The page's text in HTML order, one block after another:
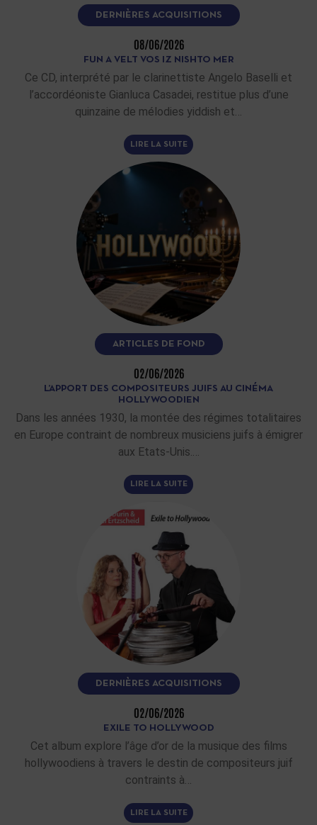
DERNIÈRES ACQUISITIONS
08/06/2026
FUN A VELT VOS IZ NISHTO MER
Ce CD, interprété par le clarinettiste Angelo Baselli et
l’accordéoniste Gianluca Casadei, restitue plus d’une
quinzaine de mélodies yiddish et…
LIRE LA SUITE
ARTICLES DE FOND
02/06/2026
L’APPORT DES COMPOSITEURS JUIFS AU CINÉMA
HOLLYWOODIEN
Dans les années 1930, la montée des régimes totalitaires
en Europe contraint de nombreux musiciens juifs à émigrer
aux Etats-Unis.…
LIRE LA SUITE
DERNIÈRES ACQUISITIONS
02/06/2026
EXILE TO HOLLYWOOD
Cet album explore l’âge d’or de la musique des films
hollywoodiens à travers le destin de compositeurs juif
contraints à…
LIRE LA SUITE